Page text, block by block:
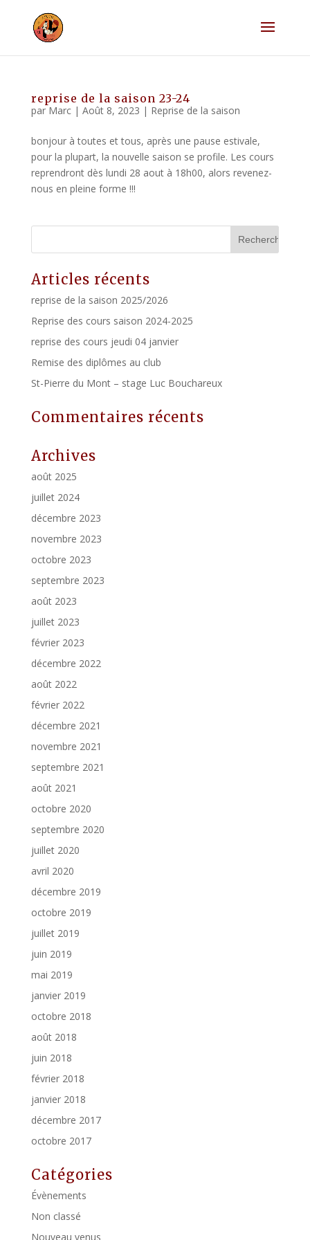
reprise de la saison 23-24
par Marc| Août 8, 2023 | Reprise de la saison
bonjour à toutes et tous, après une pause estivale,
pour la plupart, la nouvelle saison se profile. Les cours
reprendront dès lundi 28 aout à 18h00, alors revenez-
nous en pleine forme !!!
Articles récents
reprise de la saison 2025/2026
Reprise des cours saison 2024-2025
reprise des cours jeudi 04 janvier
Remise des diplômes au club
St-Pierre du Mont – stage Luc Bouchareux
Commentaires récents
Archives
août 2025
juillet 2024
décembre 2023
novembre 2023
octobre 2023
septembre 2023
août 2023
juillet 2023
février 2023
décembre 2022
août 2022
février 2022
décembre 2021
novembre 2021
septembre 2021
août 2021
octobre 2020
septembre 2020
juillet 2020
avril 2020
décembre 2019
octobre 2019
juillet 2019
juin 2019
mai 2019
janvier 2019
octobre 2018
août 2018
juin 2018
février 2018
janvier 2018
décembre 2017
octobre 2017
Catégories
Évènements
Non classé
Nouveau venus